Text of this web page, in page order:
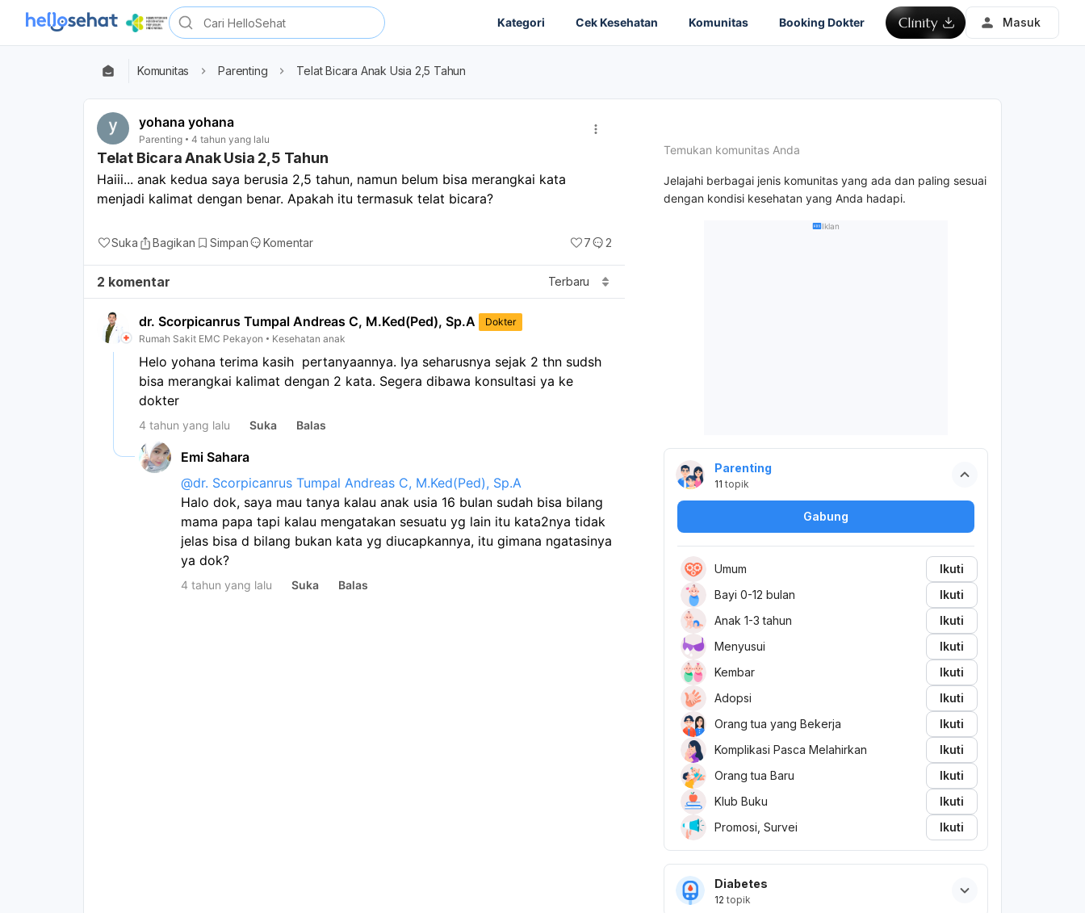
Kategori Cek Kesehatan Komunitas Booking Dokter Masuk
Komunitas Parenting Telat Bicara Anak Usia 2,5 Tahun
yohana yohana
Parenting 4 tahun yang lalu
Telat Bicara Anak Usia 2,5 Tahun
Haiii... anak kedua saya berusia 2,5 tahun, namun belum bisa merangkai kata
menjadi kalimat dengan benar. Apakah itu termasuk telat bicara?
Suka Bagikan Simpan Komentar 7 2
2 komentar Terbaru
dr. Scorpicanrus Tumpal Andreas C, M.Ked(Ped), Sp.A
Dokter
Rumah Sakit EMC Pekayon
Kesehatan anak
Helo yohana terima kasih  pertanyaannya. Iya seharusnya sejak 2 thn sudsh
bisa merangkai kalimat dengan 2 kata. Segera dibawa konsultasi ya ke
dokter
4 tahun yang lalu Suka Balas
Emi Sahara
@dr. Scorpicanrus Tumpal Andreas C, M.Ked(Ped), Sp.A
Halo dok, saya mau tanya kalau anak usia 16 bulan sudah bisa bilang
mama papa tapi kalau mengatakan sesuatu yg lain itu kata2nya tidak
jelas bisa d bilang bukan kata yg diucapkannya, itu gimana ngatasinya
ya dok?
4 tahun yang lalu Suka Balas
Temukan komunitas Anda
Jelajahi berbagai jenis komunitas yang ada dan paling sesuai
dengan kondisi kesehatan yang Anda hadapi.
Iklan
Parenting
11 topik
Gabung
Umum
Ikuti
Bayi 0-12 bulan
Ikuti
Anak 1-3 tahun
Ikuti
Menyusui
Ikuti
Kembar
Ikuti
Adopsi
Ikuti
Orang tua yang Bekerja
Ikuti
Komplikasi Pasca Melahirkan
Ikuti
Orang tua Baru
Ikuti
Klub Buku
Ikuti
Promosi, Survei
Ikuti
Diabetes
12 topik